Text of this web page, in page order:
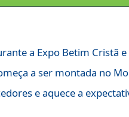
a Expo Betim Cristã
a ser montada no
e aquece a